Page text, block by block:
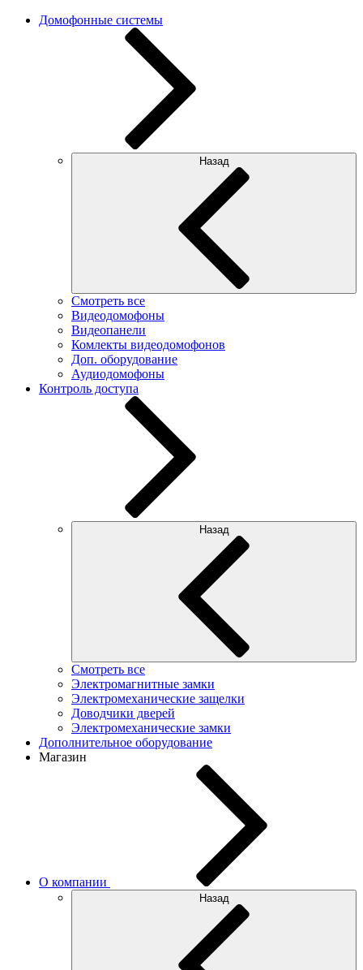
Домофонные системы
Назад
Смотреть все
Видеодомофоны
Видеопанели
Комлекты видеодомофонов
Доп. оборудование
Аудиодомофоны
Контроль доступа
Назад
Смотреть все
Электромагнитные замки
Электромеханические защелки
Доводчики дверей
Электромеханические замки
Дополнительное оборудование
Магазин
О компании
Назад